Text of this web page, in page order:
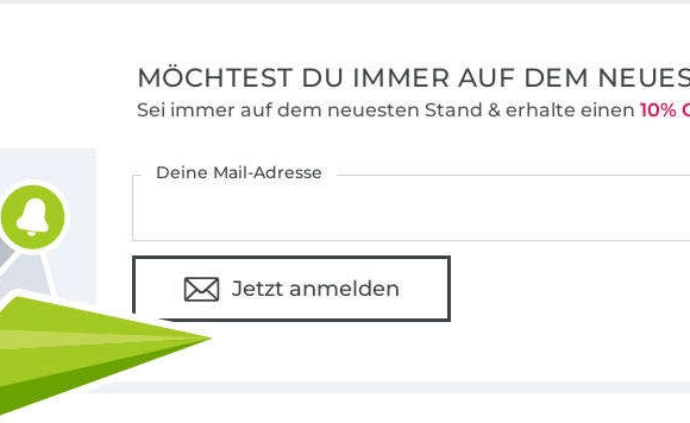
MÖCHTEST DU IMMER AUF DEM
Sei immer auf dem neuesten Stand & erhalte einen 10%
Deine Mail-Adresse
Jetzt anmelden